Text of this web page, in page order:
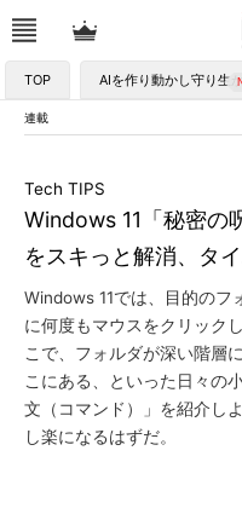
TOP AIを作り動かし守り生
連載
Windows 11「秘密の
をスキっと解消、タ
Tech TIPS
Windows 11では、目的のフ
に何度もマウスをクリック
こで、フォルダが深い階層
こにある、といった日々の
文（コマンド）」を紹介し
し楽になるはずだ。